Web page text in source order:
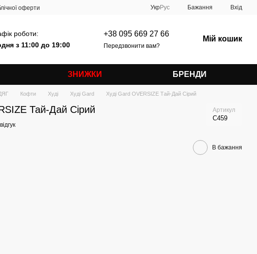
оферти УкрРус Бажання Вхід
роботи:
з 11:00 до 19:00
+38 095 669 27 66
Передзвонити вам?
Мій кошик
ЗНИЖКИ БРЕНДИ
Кофти Худі Худі Gard Худі Gard OVERSIZE Тай-Дай Сірий
Тай-Дай Сірий Артикул
C459
В бажання